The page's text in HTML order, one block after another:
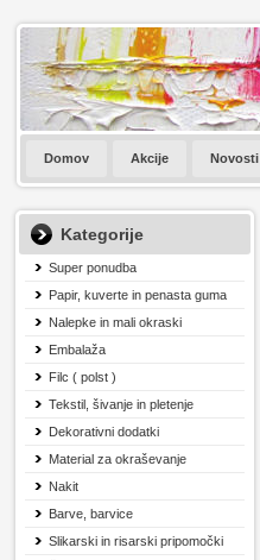
Domov Akcije Novosti
Kategorije
Super ponudba
Papir, kuverte in penasta guma
Nalepke in mali okraski
Embalaža
Filc ( polst )
Tekstil, šivanje in pletenje
Dekorativni dodatki
Material za okraševanje
Nakit
Barve, barvice
Slikarski in risarski pripomočki